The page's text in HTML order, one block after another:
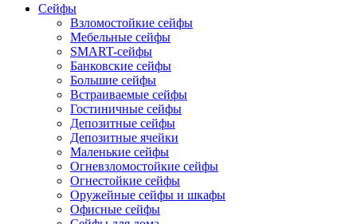
Сейфы
Взломостойкие сейфы
Мебельные сейфы
SMART-сейфы
Банковские сейфы
Большие сейфы
Встраиваемые сейфы
Гостиничные сейфы
Депозитные сейфы
Депозитные ячейки
Маленькие сейфы
Огневзломостойкие сейфы
Огнестойкие сейфы
Оружейные сейфы и шкафы
Офисные сейфы